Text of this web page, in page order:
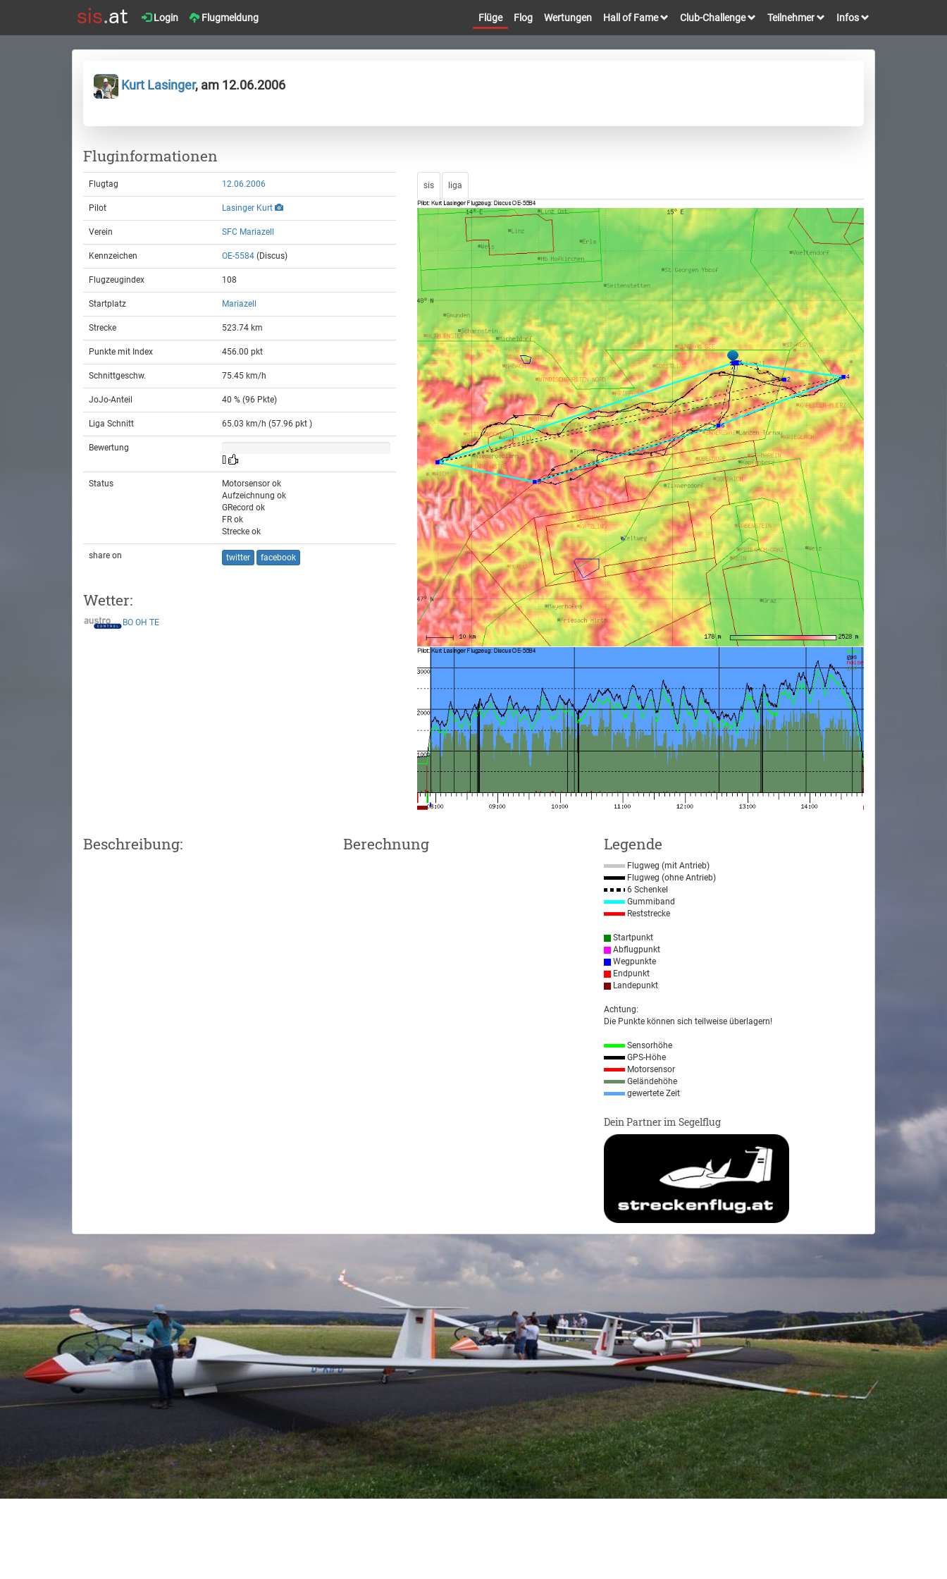
Login Flugmeldung Flüge Flog Wertungen Hall of Fame Club-Challenge Teilnehmer Infos
Kurt Lasinger, am 12.06.2006
Fluginformationen
Flugtag 12.06.2006
Pilot Lasinger Kurt
Verein SFC Mariazell
Kennzeichen OE-5584 (Discus)
Flugzeugindex 108
Startplatz Mariazell
Strecke 523.74 km
Punkte mit Index 456.00 pkt
Schnittgeschw. 75.45 km/h
JoJo-Anteil 40 % (96 Pkte)
Liga Schnitt 65.03 km/h (57.96 pkt )
Bewertung
[]
Status
Motorsensor ok
Aufzeichnung ok
GRecord ok
FR ok
Strecke ok
share on twitter facebook
Wetter:
BO OH TE
sis liga
Beschreibung: Berechnung Legende
Flugweg (mit Antrieb)
Flugweg (ohne Antrieb)
6 Schenkel
Gummiband
Reststrecke
Startpunkt
Abflugpunkt
Wegpunkte
Endpunkt
Landepunkt
Achtung:
Die Punkte können sich teilweise überlagern!
Sensorhöhe
GPS-Höhe
Motorsensor
Geländehöhe
gewertete Zeit
Dein Partner im Segelflug